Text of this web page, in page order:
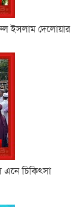
ইসলাম দেলোয়ার
এনে চিকিৎসা